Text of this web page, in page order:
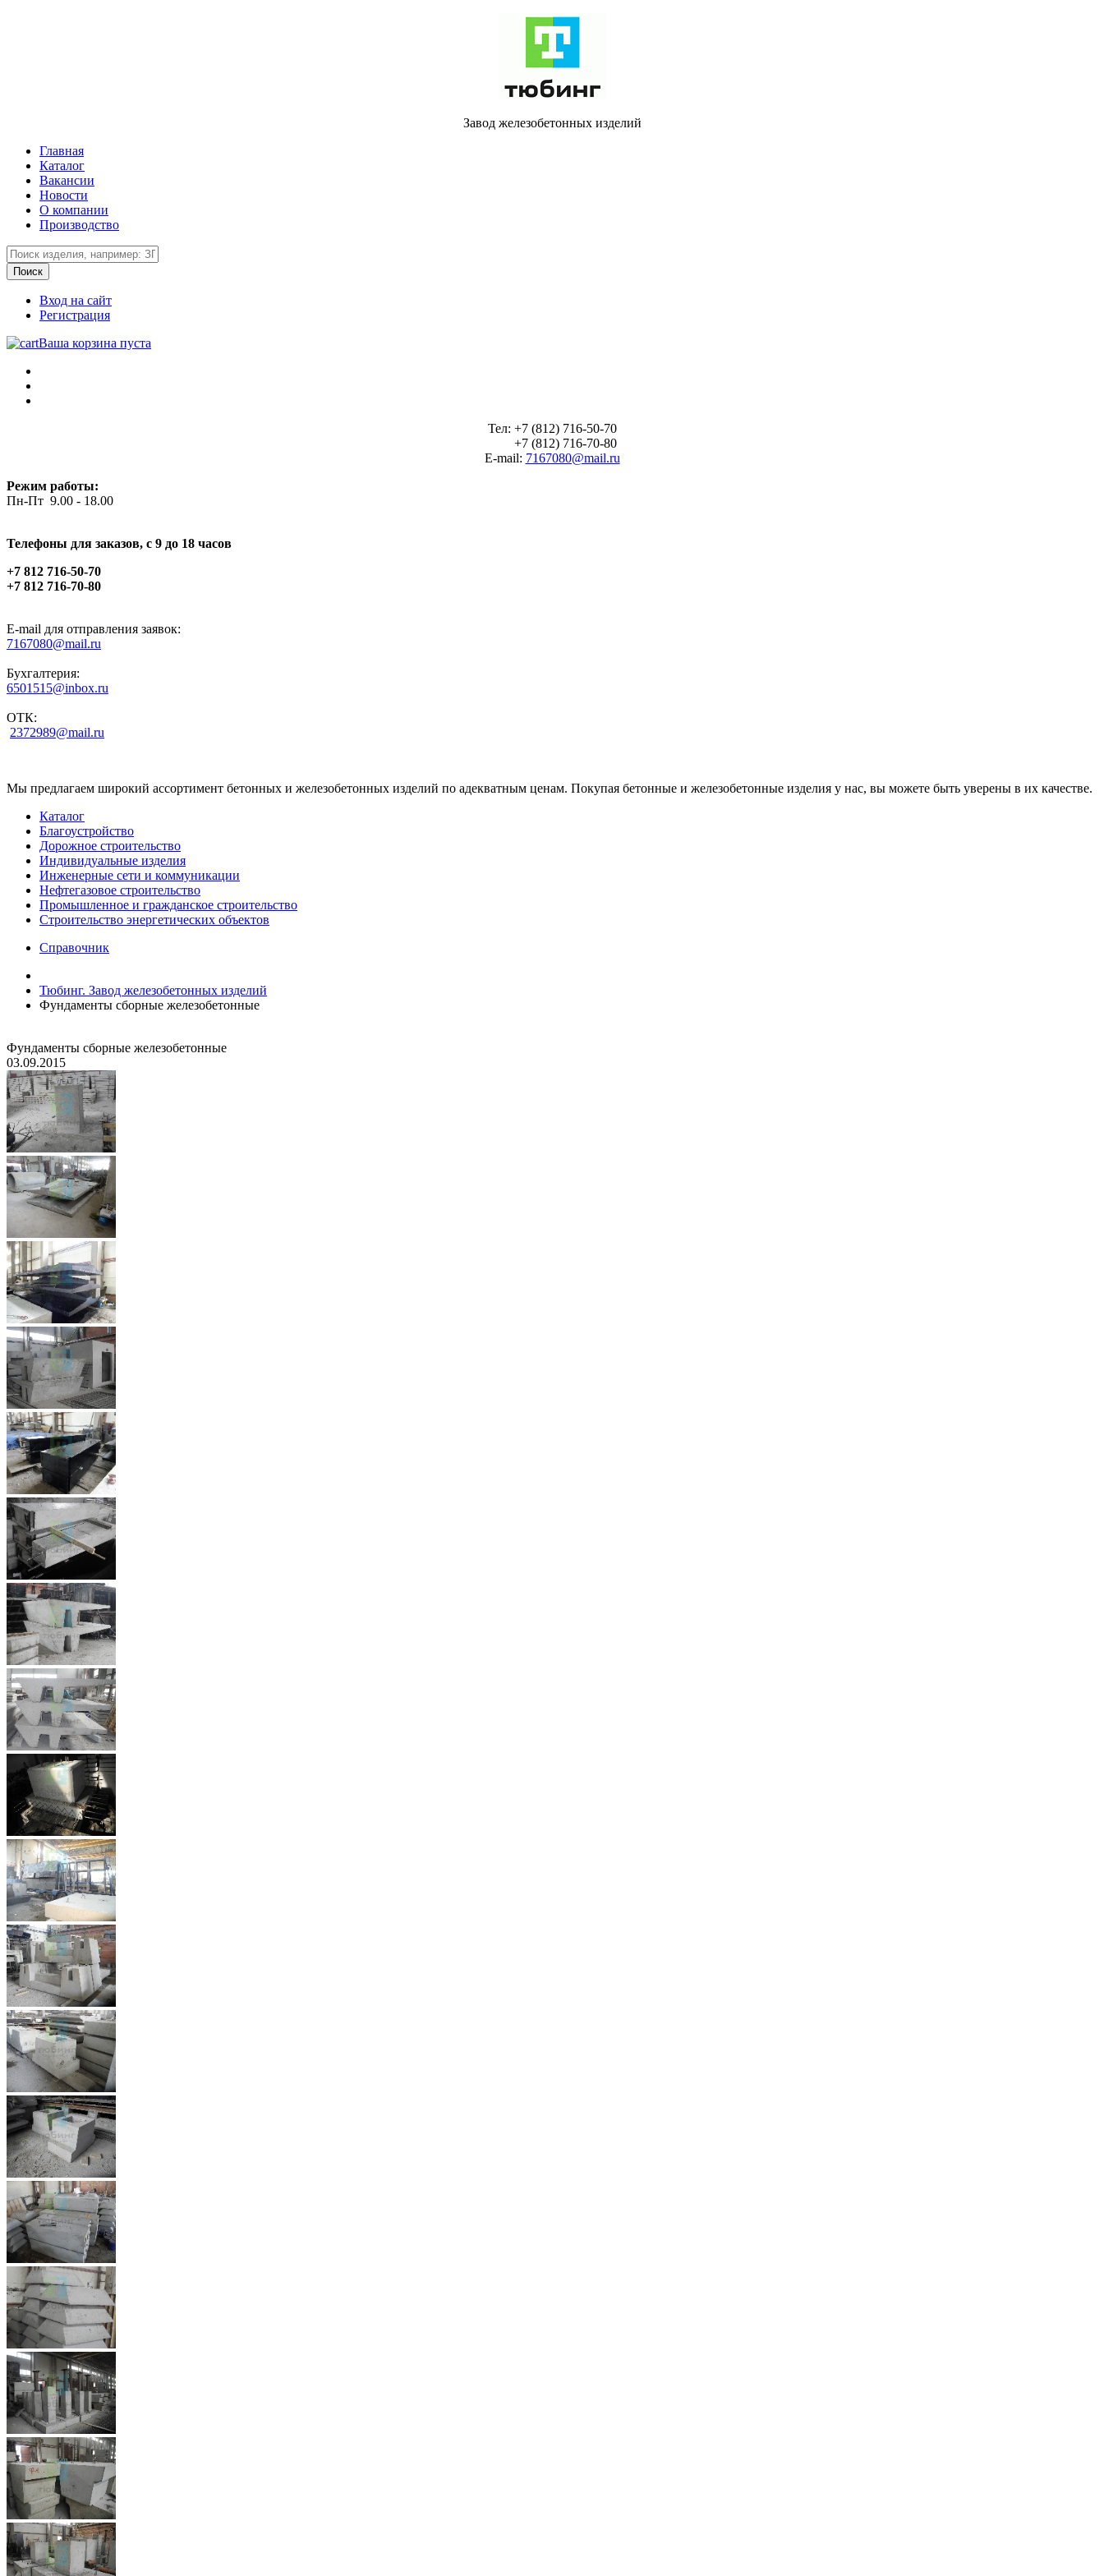
Завод железобетонных изделий
Главная
Каталог
Вакансии
Новости
О компании
Производство
Вход на сайт
Регистрация
Ваша корзина пуста
Тел: +7 (812) 716-50-70
+7 (812) 716-70-80
E-mail: 7167080@mail.ru
Режим работы:
Пн-Пт 9.00 - 18.00
Телефоны для заказов, c 9 до 18 часов
+7 812 716-50-70
+7 812 716-70-80
E-mail для отправления заявок:
7167080@mail.ru
Бухгалтерия:
6501515@inbox.ru
ОТК:
2372989@mail.ru
Мы предлагаем широкий ассортимент бетонных и железобетонных изделий по адекватным ценам. Покупая бетонные и железобетонные изделия у нас, вы можете быть уверены в их качестве.
Каталог
Благоустройство
Дорожное строительство
Индивидуальные изделия
Инженерные сети и коммуникации
Нефтегазовое строительство
Промышленное и гражданское строительство
Строительство энергетических объектов
Справочник
Тюбинг. Завод железобетонных изделий
Фундаменты сборные железобетонные
Фундаменты сборные железобетонные
03.09.2015